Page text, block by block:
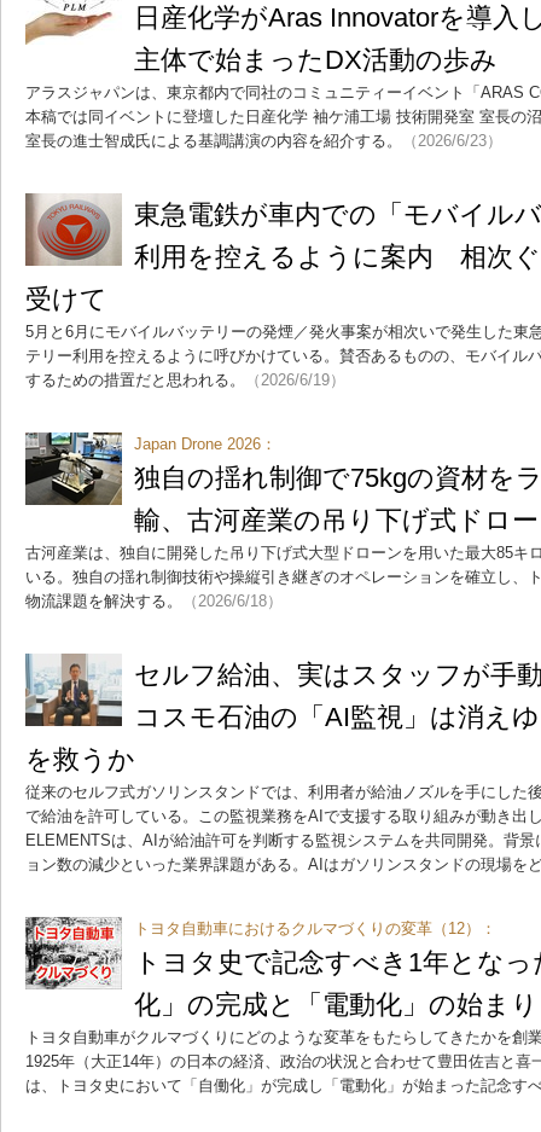
日産化学がAras Innovatorを導
主体で始まったDX活動の歩み
アラスジャパンは、東京都内で同社のコミュニティーイベント「ARAS
本稿では同イベントに登壇した日産化学 袖ケ浦工場 技術開発室 室長の
室長の進士智成氏による基調講演の内容を紹介する。
（2026/6/23）
東急電鉄が車内での「モバイル
利用を控えるように案内 相次
受けて
5月と6月にモバイルバッテリーの発煙／発火事案が相次いで発生した東
テリー利用を控えるように呼びかけている。賛否あるものの、モバイル
するための措置だと思われる。
（2026/6/19）
Japan Drone 2026：
独自の揺れ制御で75kgの資材を
輸、古河産業の吊り下げ式ドロ
古河産業は、独自に開発した吊り下げ式大型ドローンを用いた最大85キ
いる。独自の揺れ制御技術や操縦引き継ぎのオペレーションを確立し、
物流課題を解決する。
（2026/6/18）
セルフ給油、実はスタッフが
コスモ石油の「AI監視」は消え
を救うか
従来のセルフ式ガソリンスタンドでは、利用者が給油ノズルを手にした
で給油を許可している。この監視業務をAIで支援する取り組みが動き出
ELEMENTSは、AIが給油許可を判断する監視システムを共同開発。背
ョン数の減少といった業界課題がある。AIはガソリンスタンドの現場を
トヨタ自動車におけるクルマづくりの変革（12）：
トヨタ史で記念すべき1年とな
化」の完成と「電動化」の始まり
トヨタ自動車がクルマづくりにどのような変革をもたらしてきたかを創
1925年（大正14年）の日本の経済、政治の状況と合わせて豊田佐吉と喜
は、トヨタ史において「自働化」が完成し「電動化」が始まった記念す